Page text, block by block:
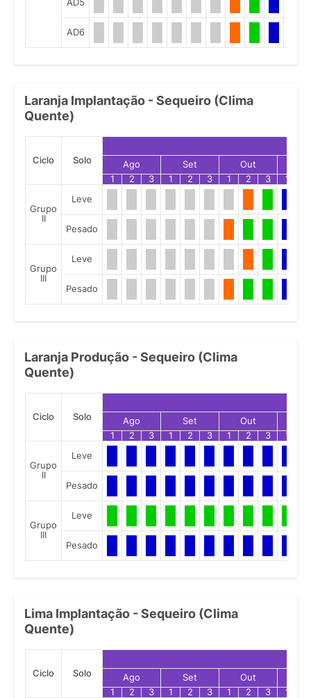
AD5
AD6
Laranja Implantação - Sequeiro (Clima
Quente)
Ciclo Solo Ago Set Out
1
2 3 1 2 3 1 2 3 1
Grupo
II
Leve
Pesado
Grupo
III
Leve
Pesado
Laranja Produção - Sequeiro (Clima
Quente)
Ciclo Solo Ago Set Out
1
2 3 1 2 3 1 2 3 1
Grupo
II
Leve
Pesado
Grupo
III
Leve
Pesado
Lima Implantação - Sequeiro (Clima
Quente)
Ciclo Solo Ago Set Out
1
2 3 1 2 3 1 2 3 1